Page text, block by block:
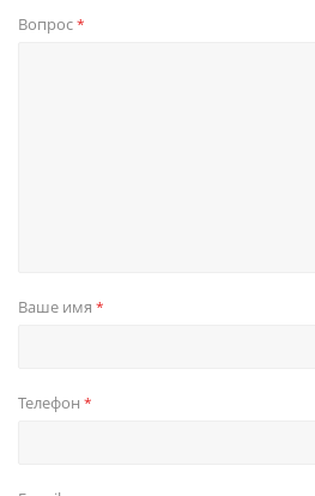
Вопрос*
Ваше имя *
Телефон *